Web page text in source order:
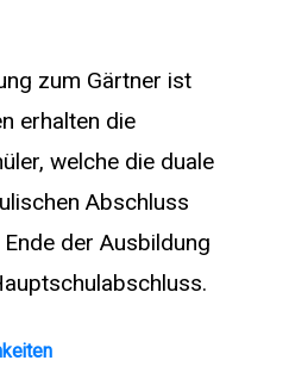
zum Gärtner ist
erhalten die
welche die duale
Abschluss
der Ausbildung